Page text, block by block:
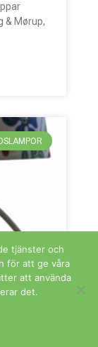
& Mørup,
tjänster och
för att ge våra
att använda
det.